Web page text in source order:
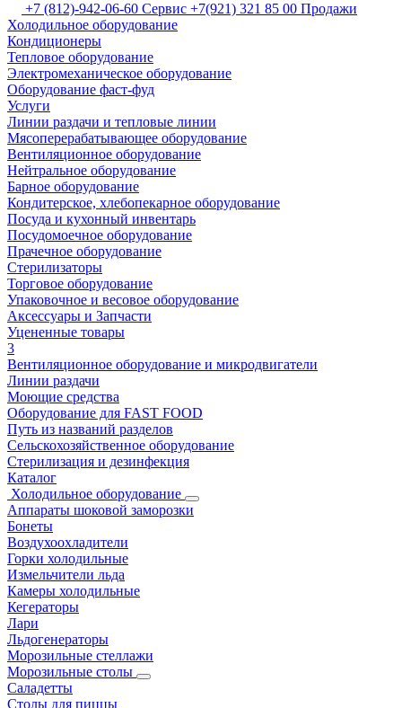
+7 (812)-942-06-60 Сервис +7(921) 321 85 00 Продажи
Холодильное оборудование
Кондиционеры
Тепловое оборудование
Электромеханическое оборудование
Оборудование фаст-фуд
Услуги
Линии раздачи и тепловые линии
Мясоперерабатывающее оборудование
Вентиляционное оборудование
Нейтральное оборудование
Барное оборудование
Кондитерское, хлебопекарное оборудование
Посуда и кухонный инвентарь
Посудомоечное оборудование
Прачечное оборудование
Стерилизаторы
Торговое оборудование
Упаковочное и весовое оборудование
Аксессуары и Запчасти
Уцененные товары
3
Вентиляционное оборудование и микродвигатели
Линии раздачи
Моющие средства
Оборудование для FAST FOOD
Путь из названий разделов
Сельскохозяйственное оборудование
Стерилизация и дезинфекция
Каталог
Холодильное оборудование
Аппараты шоковой заморозки
Бонеты
Воздухоохладители
Горки холодильные
Измельчители льда
Камеры холодильные
Кегераторы
Лари
Льдогенераторы
Морозильные стеллажи
Морозильные столы
Саладетты
Столы для пиццы